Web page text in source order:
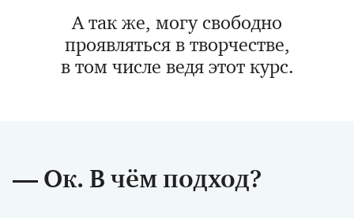
А так же, могу свободно
проявляться в творчестве,
в том числе ведя этот курс.
— Ок. В чём подход?